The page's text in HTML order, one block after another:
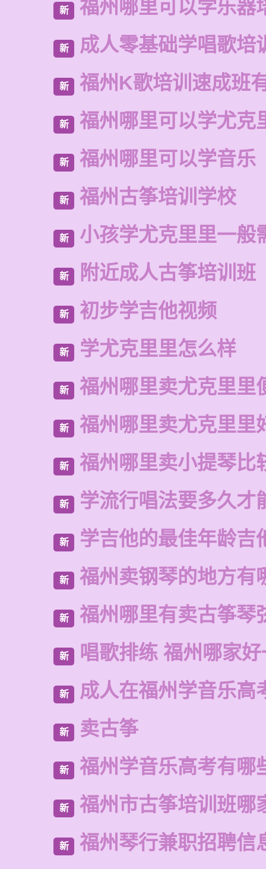
新 福州哪里可以学乐器
新 成人零基础学唱歌培
新 福州K歌培训速成班
新 福州哪里可以学尤克
新 福州哪里可以学音乐
新 福州古筝培训学校
新 小孩学尤克里里一般
新 附近成人古筝培训班
新 初步学吉他视频
新 学尤克里里怎么样
新 福州哪里卖尤克里里
新 福州哪里卖尤克里里
新 福州哪里卖小提琴比
新 学流行唱法要多久才
新 学吉他的最佳年龄吉
新 福州卖钢琴的地方有
新 福州哪里有卖古筝琴
新 唱歌排练 福州哪家
新 成人在福州学音乐高
新 卖古筝
新 福州学音乐高考有哪
新 福州市古筝培训班哪
新 福州琴行兼职招聘信